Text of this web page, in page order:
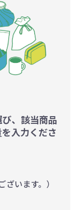
、該当商品
入力くださ
います。）